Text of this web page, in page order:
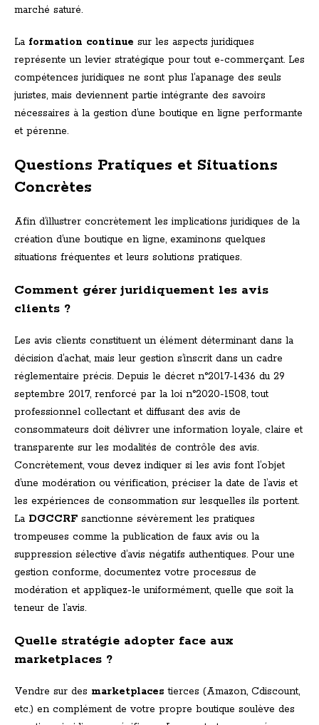
marché saturé.
La formation continue sur les aspects juridiques
représente un levier stratégique pour tout e-commerçant. Les
compétences juridiques ne sont plus l’apanage des seuls
juristes, mais deviennent partie intégrante des savoirs
nécessaires à la gestion d’une boutique en ligne performante
et pérenne.
Questions Pratiques et Situations
Concrètes
Afin d’illustrer concrètement les implications juridiques de la
création d’une boutique en ligne, examinons quelques
situations fréquentes et leurs solutions pratiques.
Comment gérer juridiquement les avis
clients ?
Les avis clients constituent un élément déterminant dans la
décision d’achat, mais leur gestion s’inscrit dans un cadre
réglementaire précis. Depuis le décret n°2017-1436 du 29
septembre 2017, renforcé par la loi n°2020-1508, tout
professionnel collectant et diffusant des avis de
consommateurs doit délivrer une information loyale, claire et
transparente sur les modalités de contrôle des avis.
Concrètement, vous devez indiquer si les avis font l’objet
d’une modération ou vérification, préciser la date de l’avis et
les expériences de consommation sur lesquelles ils portent.
La DGCCRF sanctionne sévèrement les pratiques
trompeuses comme la publication de faux avis ou la
suppression sélective d’avis négatifs authentiques. Pour une
gestion conforme, documentez votre processus de
modération et appliquez-le uniformément, quelle que soit la
teneur de l’avis.
Quelle stratégie adopter face aux
marketplaces ?
Vendre sur des marketplaces tierces (Amazon, Cdiscount,
etc.) en complément de votre propre boutique soulève des